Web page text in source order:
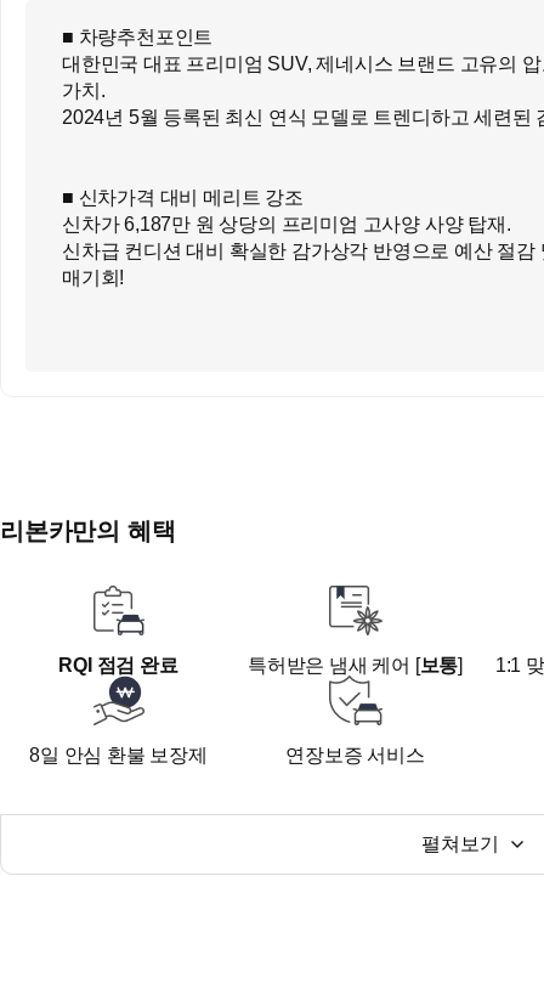
■ 차량추천포인트
대한민국 대표 프리미엄 SUV, 제네시스 브랜드 고유의
가치.
2024년 5월 등록된 최신 연식 모델로 트렌디하고 세련된
■ 신차가격 대비 메리트 강조
신차가 6,187만 원 상당의 프리미엄 고사양 사양 탑재.
신차급 컨디션 대비 확실한 감가상각 반영으로 예산 절감
매기회!
■ 단순 교환조차 전혀 없는 완벽한 무사고 차량.
■ 제네시스 고유의 중후함과 세련미를 동시에 잡은 스토
먼지나 스크래치 티가 나지 않아 관리가 매우 수월한 최
■ 실내 럭셔리 분위기를 완성하는 선호도 최상위 브라운
시트 가죽 해짐이나 이염 없이 신차급 질감과 깨끗한 실
■ 33,558km라는 연식 대비 매우 짧고 쟁쟁한 주행거리 보
리본카만의 혜택
RQI 점검 완료 특허받은 냄새 케어 [보통] 1:1
8일 안심 환불 보장제 연장보증 서비스
펼쳐보기